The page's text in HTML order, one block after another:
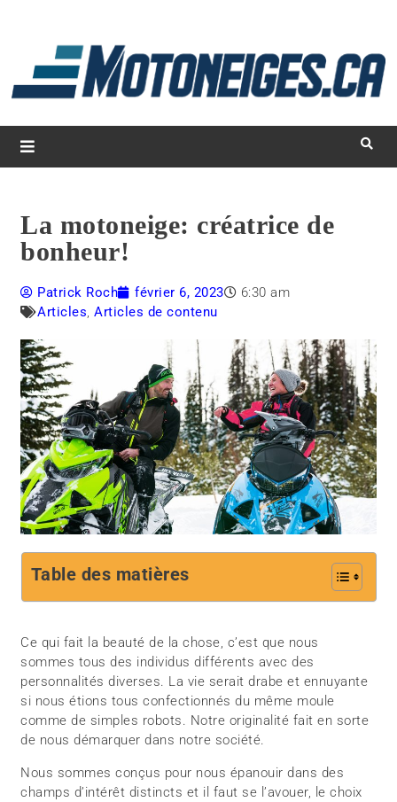
Magazine Motoneiges.ca
La motoneige: créatrice de
bonheur!
Patrick Roch février 6, 2023
6:30 am
Articles,Articles de contenu
Table des matières
Ce qui fait la beauté de la chose, c’est que nous
sommes tous des individus différents avec des
personnalités diverses. La vie serait drabe et ennuyante
si nous étions tous confectionnés du même moule
comme de simples robots. Notre originalité fait en sorte
de nous démarquer dans notre société.
Nous sommes conçus pour nous épanouir dans des
champs d’intérêt distincts et il faut se l’avouer, le choix